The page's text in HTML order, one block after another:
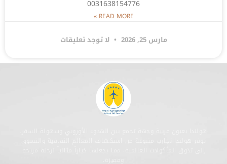
0031638154776
READ MORE »
مارس 25, 2026 لا توجد تعليقات